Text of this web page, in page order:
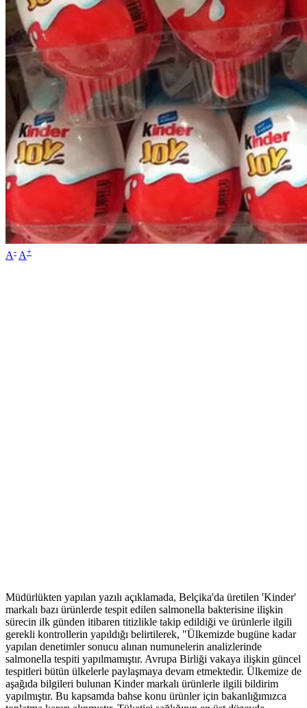
A- A+
Müdürlükten yapılan yazılı açıklamada, Belçika'da üretilen 'Kinder'
markalı bazı ürünlerde tespit edilen salmonella bakterisine ilişkin
sürecin ilk günden itibaren titizlikle takip edildiği ve ürünlerle ilgili
gerekli kontrollerin yapıldığı belirtilerek, "Ülkemizde bugüne kadar
yapılan denetimler sonucu alınan numunelerin analizlerinde
salmonella tespiti yapılmamıştır. Avrupa Birliği vakaya ilişkin güncel
tespitleri bütün ülkelerle paylaşmaya devam etmektedir. Ülkemize de
aşağıda bilgileri bulunan Kinder markalı ürünlerle ilgili bildirim
yapılmıştır. Bu kapsamda bahse konu ürünler için bakanlığımızca